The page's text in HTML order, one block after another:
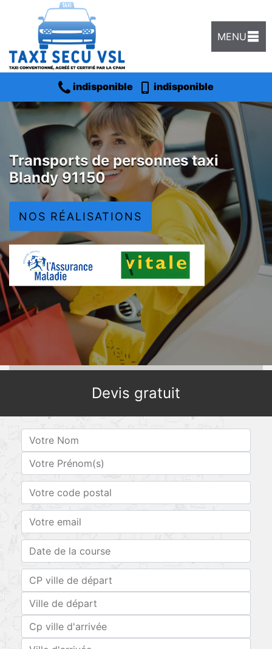
MENU
indisponible indisponible
Transports de personnes taxi
Blandy 91150
NOS RÉALISATIONS
Devis gratuit